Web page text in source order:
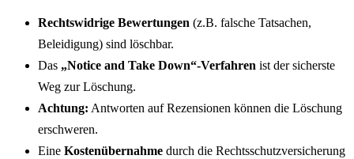
Rechtswidrige Bewertungen (z.B. falsche Tatsachen,
Beleidigung) sind löschbar.
Das „Notice and Take Down“-Verfahren ist der sicherste
Weg zur Löschung.
Achtung: Antworten auf Rezensionen können die Löschung
erschweren.
Eine Kostenübernahme durch die Rechtsschutzversicherung